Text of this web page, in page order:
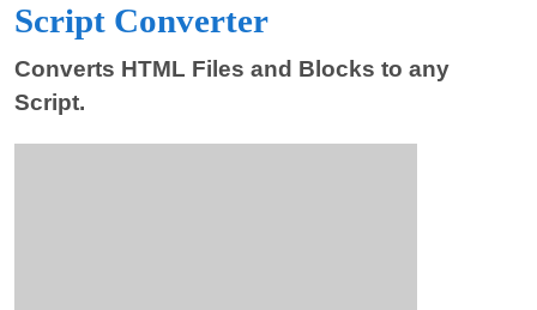
Script Converter
Converts HTML Files and Blocks to any
Script.